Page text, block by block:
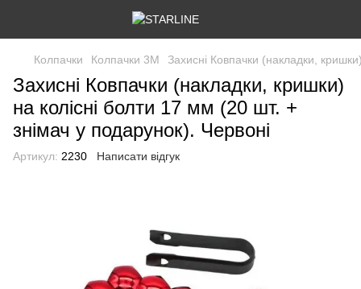
Колпачки Колпачки 3М Захисні Ковпачки (накладки,
Захисні Ковпачки (накладки, кришки)
на колісні болти 17 мм (20 шт. +
знімач у подарунок). Червоні
Артикул: 2230 Написати відгук